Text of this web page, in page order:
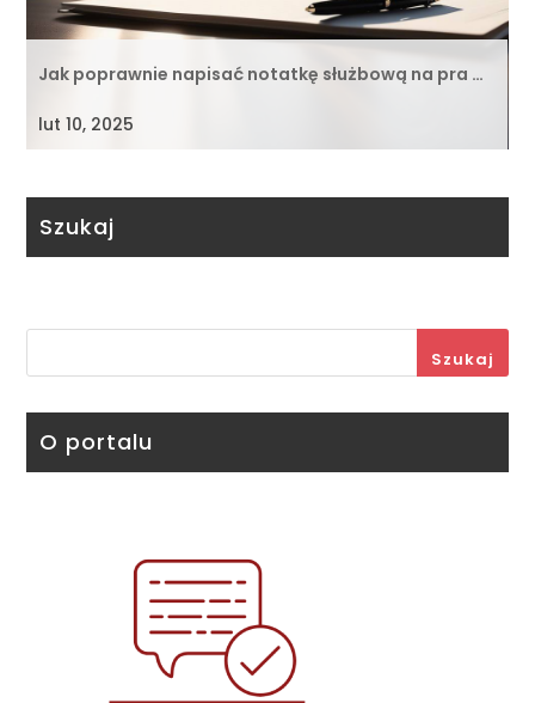
Jak poprawnie napisać notatkę służbową na pra …
lut 10, 2025
Szukaj
Szukaj
O portalu